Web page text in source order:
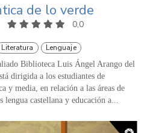
de lo verde
0,0
Literatura Lenguaje
Biblioteca Luis Ángel Arango del
dirigida a los estudiantes de
y media, en relación a las áreas de
castellana y educación a...